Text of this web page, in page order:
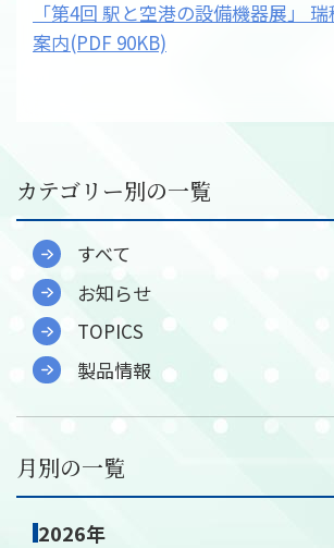
CSR
メールフォーム
「第4回 駅と空港の設備機器展」
案内(PDF 90KB)
カテゴリー別の一覧
すべて
お知らせ
TOPICS
製品情報
月別の一覧
2026年